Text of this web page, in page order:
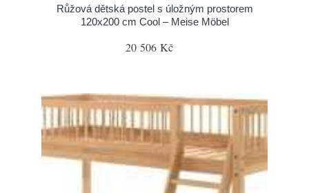
Růžová dětská postel s úložným prostorem
120x200 cm Cool – Meise Möbel
20 506 Kč